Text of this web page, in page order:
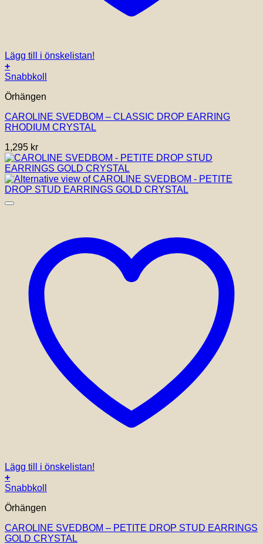
Lägg till i önskelistan!
+
Snabbkoll
Örhängen
CAROLINE SVEDBOM – CLASSIC DROP EARRING
RHODIUM CRYSTAL
1,295 kr
Lägg till i önskelistan!
+
Snabbkoll
Örhängen
CAROLINE SVEDBOM – PETITE DROP STUD EARRINGS
GOLD CRYSTAL